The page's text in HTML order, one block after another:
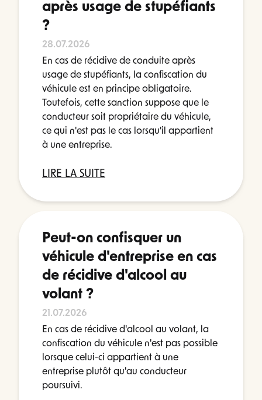
après usage de stupéfiants
?
28.07.2026
En cas de récidive de conduite après
usage de stupéfiants, la confiscation du
véhicule est en principe obligatoire.
Toutefois, cette sanction suppose que le
conducteur soit propriétaire du véhicule,
ce qui n'est pas le cas lorsqu'il appartient
à une entreprise.
LIRE LA SUITE
Peut-on confisquer un
véhicule d'entreprise en cas
de récidive d'alcool au
volant ?
21.07.2026
En cas de récidive d'alcool au volant, la
confiscation du véhicule n'est pas possible
lorsque celui-ci appartient à une
entreprise plutôt qu'au conducteur
poursuivi.